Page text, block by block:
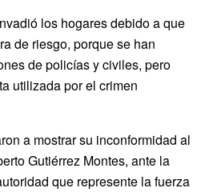
los hogares debido a que
de riesgo, porque se han
de policías y civiles, pero
utilizada por el crimen
a mostrar su inconformidad al
Gutiérrez Montes, ante la
que represente la fuerza